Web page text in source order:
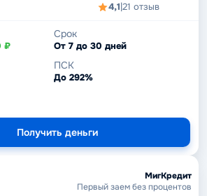
4,1|21 отзыв
₽
Срок
От 7 до 30 дней
ПСК
До 292%
Получить деньги
МигКредит
Первый заем без процентов